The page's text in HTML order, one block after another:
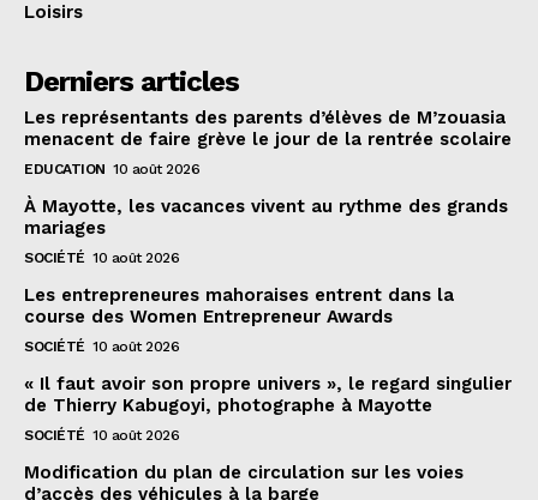
Loisirs
Derniers articles
Les représentants des parents d’élèves de M’zouasia
menacent de faire grève le jour de la rentrée scolaire
EDUCATION 10 août 2026
À Mayotte, les vacances vivent au rythme des grands
mariages
SOCIÉTÉ 10 août 2026
Les entrepreneures mahoraises entrent dans la
course des Women Entrepreneur Awards
SOCIÉTÉ 10 août 2026
« Il faut avoir son propre univers », le regard singulier
de Thierry Kabugoyi, photographe à Mayotte
SOCIÉTÉ 10 août 2026
Modification du plan de circulation sur les voies
d’accès des véhicules à la barge